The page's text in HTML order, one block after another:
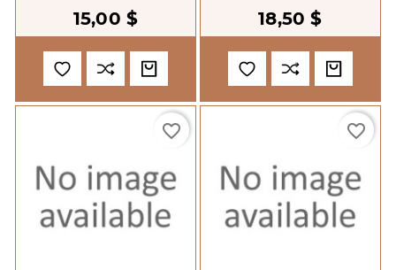
15,00 $ 18,50 $
favorite_border favorite_border